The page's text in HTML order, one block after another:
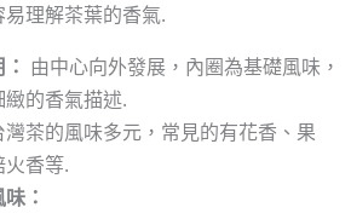
理解茶葉的香氣.
由中心向外發展，內圈為基礎風味，
的香氣描述.
灣茶的風味多元，常見的有花香、果
香等.
：